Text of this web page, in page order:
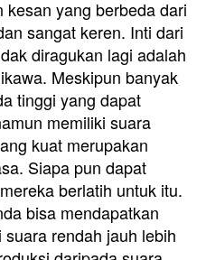
yang berbeda dari
sangat keren. Inti dari
diragukan lagi adalah
Meskipun banyak
tinggi yang dapat
memiliki suara
kuat merupakan
Siapa pun dapat
berlatih untuk itu.
bisa mendapatkan
rendah jauh lebih